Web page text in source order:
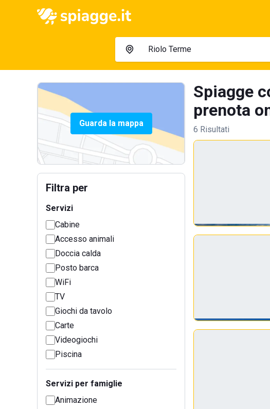
Guarda la mappa
Filtra per
Servizi
Cabine
Accesso animali
Doccia calda
Posto barca
WiFi
TV
Giochi da tavolo
Carte
Videogiochi
Piscina
Servizi per famiglie
Animazione
Spiagge
prenota
6 Risultati